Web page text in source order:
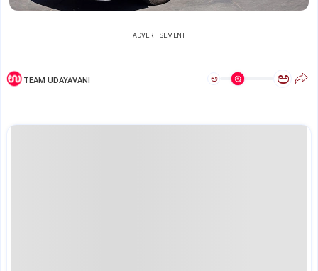
ADVERTISEMENT
TEAM UDAYAVANI ಅ ಅ